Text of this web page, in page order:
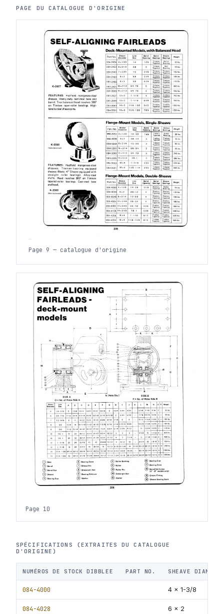
PAGE DU CATALOGUE D'ORIGINE
Page 9 — catalogue d'origine
Page 10
SPÉCIFICATIONS (EXTRAITES DU CATALOGUE
D'ORIGINE)
NUMÉROS DE STOCK DIBBLEE PART NO. SHEAVE
084-4000 4 x 1-3/8
084-4028 6 x 2